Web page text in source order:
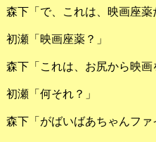
森下「で、これは、映画座薬
初瀬「映画座薬？」
森下「これは、お尻から映画
初瀬「何それ？」
森下「がばいばあちゃんファ